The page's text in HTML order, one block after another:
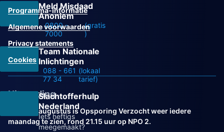
Meld Misdaad
Anoniem
0800 -
7000
(gratis
)
Team Nationale
Inlichtingen
088 - 661
77 34
(lokaal
tarief)
Slachtofferhulp
Nederland
Iets heftigs
meegemaakt?
Programma-informatie
Algemene voorwaarden
Privacy statements
Cookies
Uitzending
Vanaf 31 augustus is Opsporing Verzocht weer iedere
maandag te zien, rond 21.15 uur op NPO 2.